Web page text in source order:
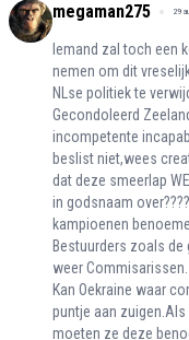
megaman275 29
Iemand zal toch een
nemen om dit
NLse politiek te
Gecondoleerd
incompetente
beslist niet,wees
dat deze smeerlap
in godsnaam
kampioenen
Bestuurders zoals
weer
Kan Oekraine waar
puntje aan
moeten ze deze